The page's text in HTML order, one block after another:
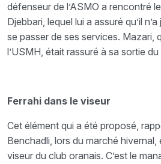
défenseur de l’ASMO a rencontré
Djebbari, lequel lui a assuré qu’il
se passer de ses services. Mazari,
l’USMH, était rassuré à sa sortie
Ferrahi dans le viseur
Cet élément qui a été proposé,
Benchadli, lors du marché
viseur du club oranais. C’est le